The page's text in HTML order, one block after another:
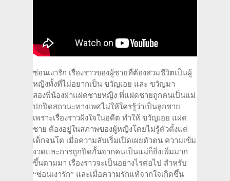
ซ่อนเงารัก เรื่องราวของผู้ชายที่ต้องสวมชีวิตเป็นผู้
หญิงทั้งที่ไม่อยากเป็น ขวัญเอย และ ขวัญมา
สองพี่น้องฝาแฝดชายหญิง ที่แฝดชายถูกคนเป็นแม่
ปกปิดสถานะทางเพศไม่ให้ใครรู้ว่าเป็นลูกชาย
เพราะเรื่องราวฝังใจในอดีต ทำให้ ขวัญเอย แฝด
ชาย ต้องอยู่ในสภาพของผู้หญิงโดยไม่รู้ตัวตั้งแต่
เด็กจนโต เมื่อความลับเริ่มเปิดเผยตัวตน ความเข้ม
งวดและการถูกปิดกั้นจากคนเป็นแม่ก็ยิ่งเพิ่มมาก
ขึ้นตามมา เรื่องราวจะเป็นอย่างไรต่อไป สำหรับ
“ซ่อนเงารัก” และเมื่อความรักแท้จากใจเกิดขึ้น